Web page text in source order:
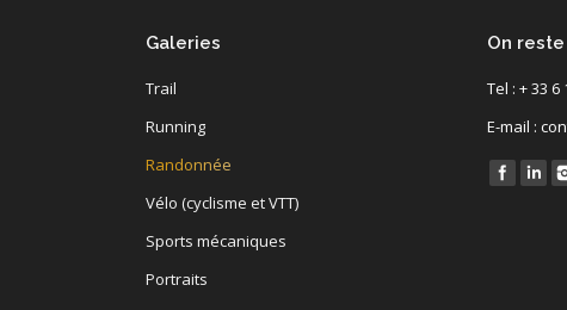
Galeries
Trail
Running
Randonnée
Vélo (cyclisme et VTT)
Sports mécaniques
Portraits
On
Tel : + 33 6
E-mail :
Find us on: